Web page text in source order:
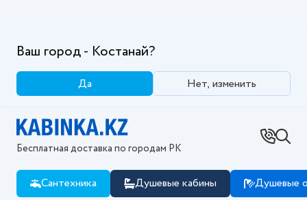
Ваш город - Костанай?
Да Нет, изменить
Бесплатная доставка по городам РК
Сантехника Душевые кабины Душевые